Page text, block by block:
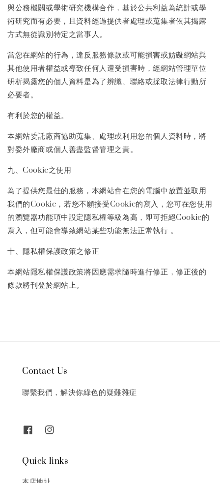
與公務機關或學術研究機構合作，基於公共利益為統計或學
術研究而有必要，且資料經過提供者處理或蒐集者依其揭露
方式無從識別特定之當事人。
當您在網站的行為，違反服務條款或可能損害或妨礙網站與
其他使用者權益或導致任何人遭受損害時，經網站管理單位
研析揭露您的個人資料是為了辨識、聯絡或採取法律行動所
必要者。
有利於您的權益。
本網站委託廠商協助蒐集、處理或利用您的個人資料時，將
對委外廠商或個人善盡監督管理之責。
九、Cookie之使用
為了提供您最佳的服務，本網站會在您的電腦中放置並取用
我們的Cookie，若您不願接受Cookie的寫入，您可在您使用
的瀏覽器功能項中設定隱私權等級為高，即可拒絕Cookie的
寫入，但可能會導致網站某些功能無法正常執行 。
十、隱私權保護政策之修正
本網站隱私權保護政策將因應需求隨時進行修正，修正後的
條款將刊登於網站上。
Contact Us
聯繫我們，解決你綠色的疑難雜症
Quick links